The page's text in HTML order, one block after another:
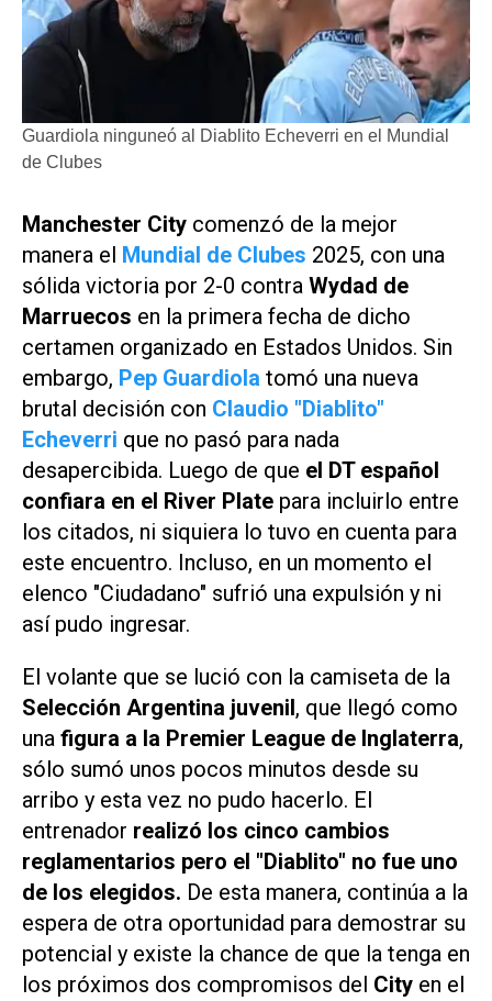
Guardiola ninguneó al Diablito Echeverri en el Mundial
de Clubes
Manchester City comenzó de la mejor
manera el Mundial de Clubes 2025, con una
sólida victoria por 2-0 contra Wydad de
Marruecos en la primera fecha de dicho
certamen organizado en Estados Unidos. Sin
embargo, Pep Guardiola tomó una nueva
brutal decisión con Claudio "Diablito"
Echeverri que no pasó para nada
desapercibida. Luego de que el DT español
confiara en el River Plate para incluirlo entre
los citados, ni siquiera lo tuvo en cuenta para
este encuentro. Incluso, en un momento el
elenco "Ciudadano" sufrió una expulsión y ni
así pudo ingresar.
El volante que se lució con la camiseta de la
Selección Argentina juvenil, que llegó como
una figura a la Premier League de Inglaterra,
sólo sumó unos pocos minutos desde su
arribo y esta vez no pudo hacerlo. El
entrenador realizó los cinco cambios
reglamentarios pero el "Diablito" no fue uno
de los elegidos. De esta manera, continúa a la
espera de otra oportunidad para demostrar su
potencial y existe la chance de que la tenga en
los próximos dos compromisos del City en el